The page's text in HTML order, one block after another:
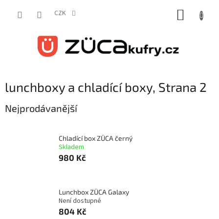
CZK
lunchboxy a chladící boxy, Strana 2
Nejprodávanější
Chladící box ZÜCA černý
Skladem
980 Kč
Lunchbox ZÜCA Galaxy
Není dostupné
804 Kč